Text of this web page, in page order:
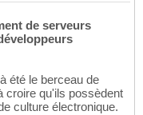
de serveurs
été le berceau de
croire qu'ils possèdent
culture électronique.